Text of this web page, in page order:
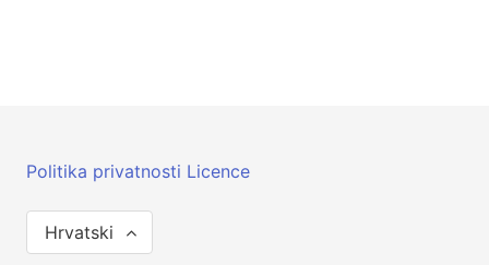
Politika privatnosti Licence
Hrvatski